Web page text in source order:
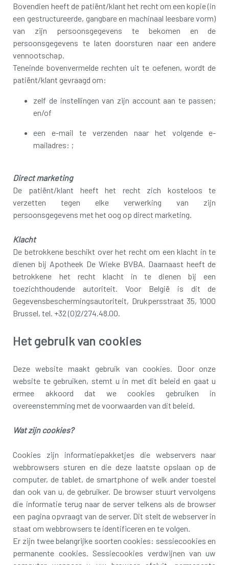
Bovendien heeft de patiënt/klant het recht om een kopie (in
een gestructureerde, gangbare en machinaal leesbare vorm)
van zijn persoonsgegevens te bekomen en de
persoonsgegevens te laten doorsturen naar een andere
vennootschap.
Teneinde bovenvermelde rechten uit te oefenen, wordt de
patiënt/klant gevraagd om:
zelf de instellingen van zijn account aan te passen;
en/of
een e-mail te verzenden naar het volgende e-
mailadres: ;
Direct marketing
De patiënt/klant heeft het recht zich kosteloos te
verzetten tegen elke verwerking van zijn
persoonsgegevens met het oog op direct marketing.
Klacht
De betrokkene beschikt over het recht om een klacht in te
dienen bij Apotheek De Wieke BVBA. Daarnaast heeft de
betrokkene het recht klacht in te dienen bij een
toezichthoudende autoriteit. Voor België is dit de
Gegevensbeschermingsautoriteit, Drukpersstraat 35, 1000
Brussel, tel. +32 (0)2/274.48.00.
Het gebruik van cookies
Deze website maakt gebruik van cookies. Door onze
website te gebruiken, stemt u in met dit beleid en gaat u
ermee akkoord dat we cookies gebruiken in
overeenstemming met de voorwaarden van dit beleid.
Wat zijn cookies?
Cookies zijn informatiepakketjes die webservers naar
webbrowsers sturen en die deze laatste opslaan op de
computer, de tablet, de smartphone of welk ander toestel
dan ook van u, de gebruiker. De browser stuurt vervolgens
die informatie terug naar de server telkens als de browser
een pagina opvraagt van de server. Dit stelt de webserver in
staat om webbrowsers te identificeren en te volgen.
Er zijn twee belangrijke soorten cookies: sessiecookies en
permanente cookies. Sessiecookies verdwijnen van uw